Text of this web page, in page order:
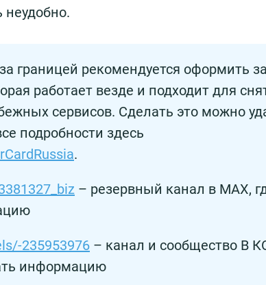
неудобно.
границей рекомендуется оформить
работает везде и подходит для
сервисов. Сделать это можно
подробности здесь
.
– резервный канал в MAX,
235953976 – канал и сообщество В
информацию